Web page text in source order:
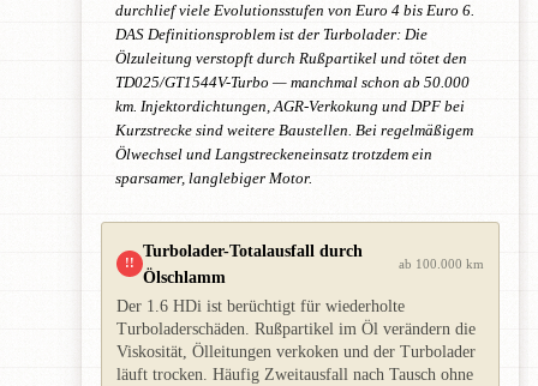
durchlief viele Evolutionsstufen von Euro 4 bis Euro 6.
DAS Definitionsproblem ist der Turbolader: Die
Ölzuleitung verstopft durch Rußpartikel und tötet den
TD025/GT1544V-Turbo — manchmal schon ab 50.000
km. Injektordichtungen, AGR-Verkokung und DPF bei
Kurzstrecke sind weitere Baustellen. Bei regelmäßigem
Ölwechsel und Langstreckeneinsatz trotzdem ein
sparsamer, langlebiger Motor.
!!
Turbolader-Totalausfall durch
Ölschlamm
ab 100.000 km
Der 1.6 HDi ist berüchtigt für wiederholte
Turboladerschäden. Rußpartikel im Öl verändern die
Viskosität, Ölleitungen verkoken und der Turbolader
läuft trocken. Häufig Zweitausfall nach Tausch ohne